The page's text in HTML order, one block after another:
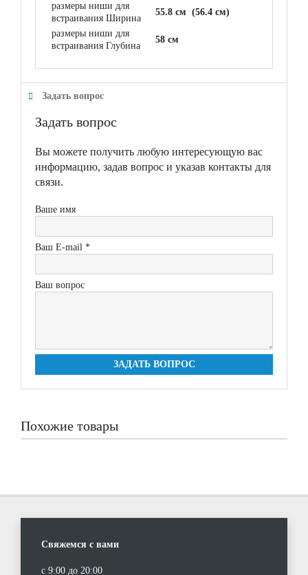
размеры ниши для
встраивания Ширина
55.8 см (56.4 см)
размеры ниши для
встраивания Глубина
58 см
Задать вопрос
Задать вопрос
Вы можете получить любую интересующую вас
информацию, задав вопрос и указав контакты для
связи.
Ваше имя
Ваш E-mail *
Ваш вопрос
ЗАДАТЬ ВОПРОС
Похожие товары
Свяжемся с вами
с 9:00 до 20:00